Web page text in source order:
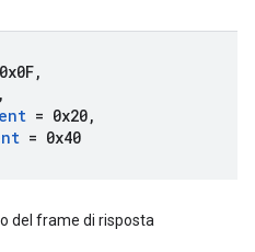
,
,
= 0x20,
= 0x40
del frame di risposta